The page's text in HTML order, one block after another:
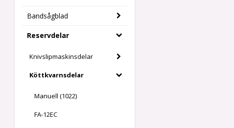
Bandsågblad
Reservdelar
Knivslipmaskinsdelar
Köttkvarnsdelar
Manuell (1022)
FA-12EC